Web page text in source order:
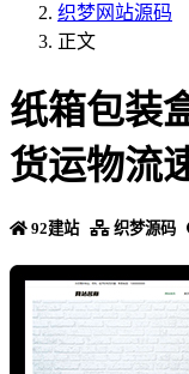
织梦网站源码
正文
纸箱包装
货运物流
92建站 织梦源码